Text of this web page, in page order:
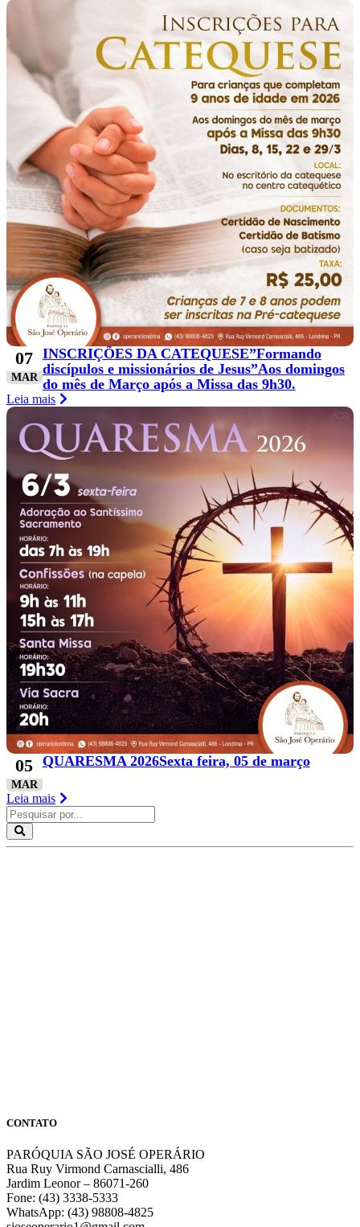
07
MAR
INSCRIÇÕES DA CATEQUESE”Formando
discípulos e missionários de Jesus”Aos domingos
do mês de Março após a Missa das 9h30.
Leia mais
05
MAR
QUARESMA 2026Sexta feira, 05 de março
Leia mais
CONTATO
PARÓQUIA SÃO JOSÉ OPERÁRIO
Rua Ruy Virmond Carnascialli, 486
Jardim Leonor – 86071-260
Fone: (43) 3338-5333
WhatsApp: (43) 98808-4825